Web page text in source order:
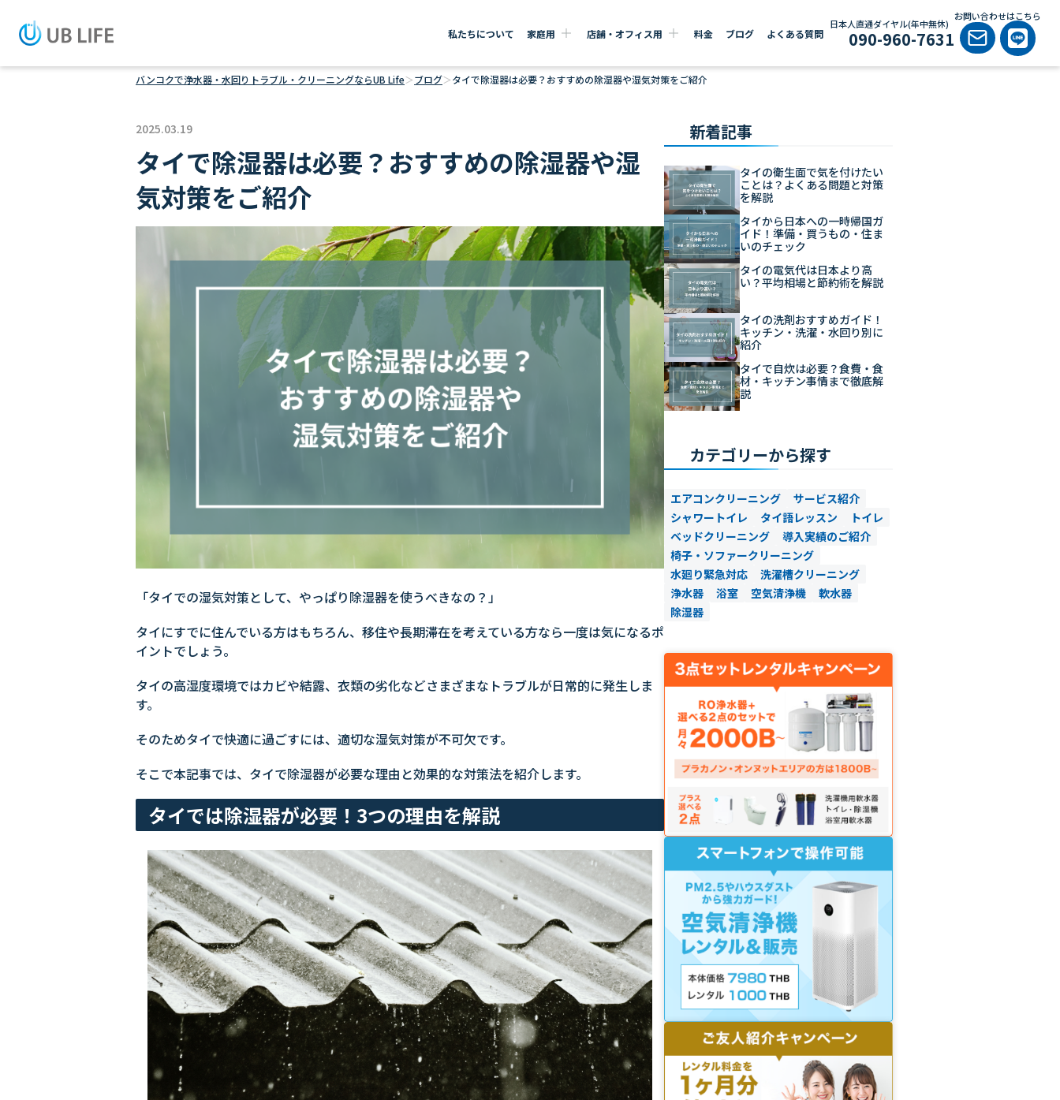
私たちについて 家庭用 店舗・オフィス用 料金 ブログ よくある質問
日本人直通ダイヤル(年中無休)
090-960-7631
お問い合わせはこちら
バンコクで浄水器・水回りトラブル・クリーニングならUB Life＞ブログ＞タイで除湿器は必要？おすすめの除湿器や湿気対策をご紹介
2025.03.19
タイで除湿器は必要？おすすめの除湿器や湿
気対策をご紹介
「タイでの湿気対策として、やっぱり除湿器を使うべきなの？」
タイにすでに住んでいる方はもちろん、移住や長期滞在を考えている方なら一度は気になるポ
イントでしょう。
タイの高湿度環境ではカビや結露、衣類の劣化などさまざまなトラブルが日常的に発生しま
す。
そのためタイで快適に過ごすには、適切な湿気対策が不可欠です。
そこで本記事では、タイで除湿器が必要な理由と効果的な対策法を紹介します。
タイでは除湿器が必要！3つの理由を解説
新着記事
タイの衛生面で気を付けたい
ことは？よくある問題と対策
を解説
タイから日本への一時帰国ガ
イド！準備・買うもの・住ま
いのチェック
タイの電気代は日本より高
い？平均相場と節約術を解説
タイの洗剤おすすめガイド！
キッチン・洗濯・水回り別に
紹介
タイで自炊は必要？食費・食
材・キッチン事情まで徹底解
説
カテゴリーから探す
エアコンクリーニング
サービス紹介
シャワートイレ
タイ語レッスン
トイレ
ベッドクリーニング
導入実績のご紹介
椅子・ソファークリーニング
水廻り緊急対応
洗濯槽クリーニング
浄水器
浴室 空気清浄機
軟水器
除湿器